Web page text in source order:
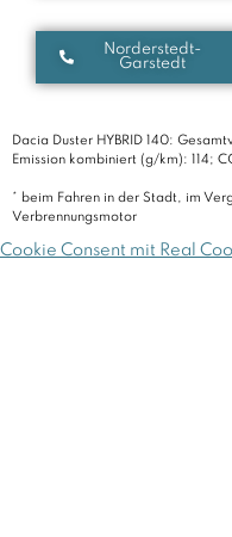
Norderstedt-
Garstedt
Dacia Duster HYBRID 140:
Emission kombiniert (g/km): 114;
* beim Fahren in der Stadt, im
Verbrennungsmotor
Cookie Consent mit Real